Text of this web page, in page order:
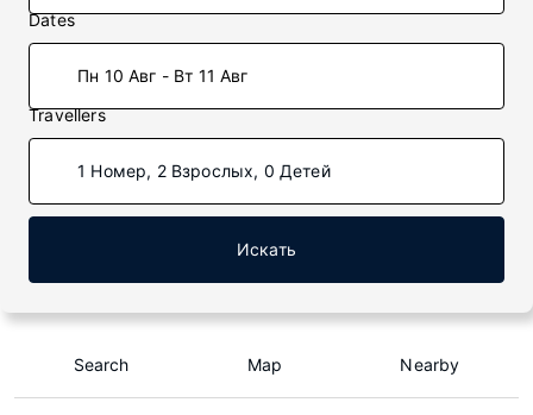
Dates
Пн 10 Авг - Вт 11 Авг
Travellers
1 Номер, 2 Взрослых, 0 Детей
Искать
Search Map Nearby